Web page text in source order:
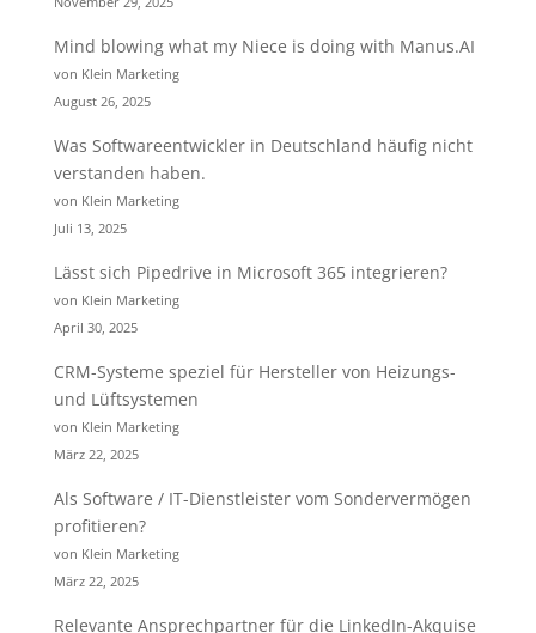
Mind blowing what my Niece is doing with Manus.AI
von Klein Marketing
August 26, 2025
Was Softwareentwickler in Deutschland häufig nicht
verstanden haben.
von Klein Marketing
Juli 13, 2025
Lässt sich Pipedrive in Microsoft 365 integrieren?
von Klein Marketing
April 30, 2025
CRM-Systeme speziel für Hersteller von Heizungs-
und Lüftsystemen
von Klein Marketing
März 22, 2025
Als Software / IT-Dienstleister vom Sondervermögen
profitieren?
von Klein Marketing
März 22, 2025
Relevante Ansprechpartner für die LinkedIn-Akquise